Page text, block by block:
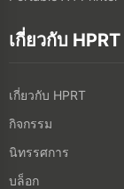
เกี่ยวกับ HPRT
เกี่ยวกับ HPRT
กิจกรรม
นิทรรศการ
บล็อก